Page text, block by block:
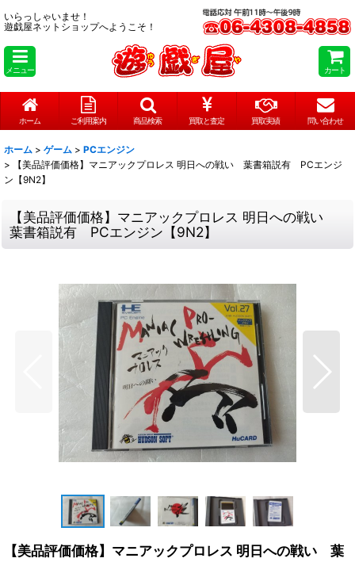
いらっしゃいませ！
遊戯屋ネットショップへようこそ！
メニュー カート
ホーム ご利用案内 商品検索 買取と査定 買取実績 問い合わせ
ホーム > ゲーム > PCエンジン
>
【美品評価価格】マニアックプロレス 明日への戦い 葉書箱説有 PCエンジ
ン【9N2】
【美品評価価格】マニアックプロレス 明日への戦い
葉書箱説有 PCエンジン【9N2】
【美品評価価格】マニアックプロレス 明日への戦い 葉